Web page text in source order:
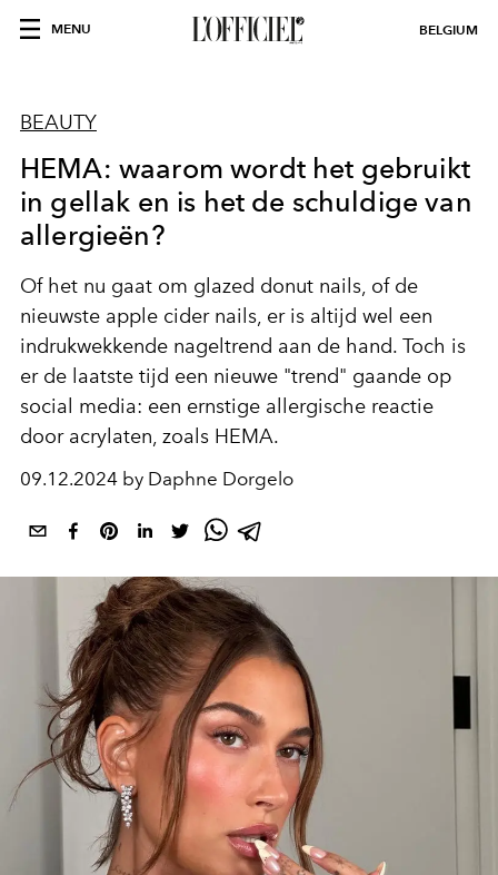
MENU BELGIUM
BEAUTY
HEMA: waarom wordt het gebruikt
in gellak en is het de schuldige van
allergieën?
Of het nu gaat om glazed donut nails, of de
nieuwste apple cider nails, er is altijd wel een
indrukwekkende nageltrend aan de hand. Toch is
er de laatste tijd een nieuwe "trend" gaande op
social media: een ernstige allergische reactie
door acrylaten, zoals HEMA.
09.12.2024 by Daphne Dorgelo